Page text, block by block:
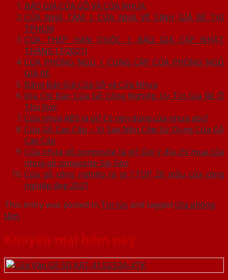
BÁO GIÁ CỬA GỖ VÀ CỬA NHỰA
CỬA NHÀ TẮM | CỬA NHÀ VỆ SINH GIÁ RẺ TẠI
TPHCM
CỬA THÉP HÀN QUỐC | BÁO GIÁ CẬP NHẬT
THÁNG [7/2021]
CỬA PHÒNG NGỦ | CUNG CẤP CỬA PHÒNG NGỦ
GIÁ RẺ
Bảng Báo Giá Cửa Gỗ và Cửa Nhựa
Địa Chỉ Bán Cửa Gỗ Công Nghiệp Uy Tín Gía Rẻ Ở
Thủ Đức
Cửa nhựa ABS là gì? Có nên dùng cửa nhựa abs?
Cửa Gỗ Cao Cấp – Vì Sao Nên Chọn Sử Dụng Cửa Gỗ
Cao Cấp
Cửa nhựa gỗ composite là gì? Gợi ý địa chỉ mua cửa
nhựa gỗ composite Sài Gòn
Cửa gỗ công nghiệp là gì ?.TOP 20 mẫu cửa công
nghiệp đẹp 2021
This entry was posted in Tin tứcand tagged cửa phòng
tắm.
Khuyến mại hôm nay